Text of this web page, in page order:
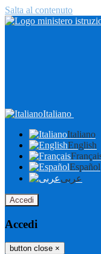
Salta al contenuto
Italiano
Italiano
English
Español
عربى
Accedi
Accedi
button close ×